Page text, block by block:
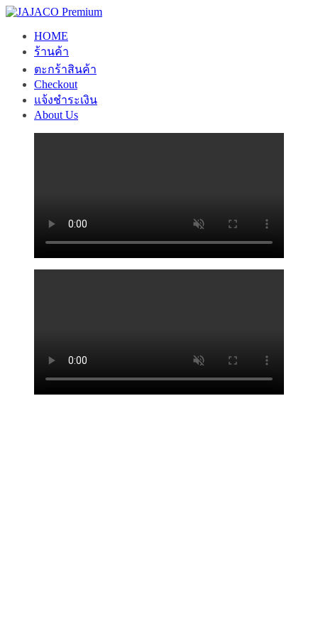
Skip
contentHOME
ร้านค้า
ตะกร้าสินค้า
Checkout
แจ้งชำระเงิน
About Us